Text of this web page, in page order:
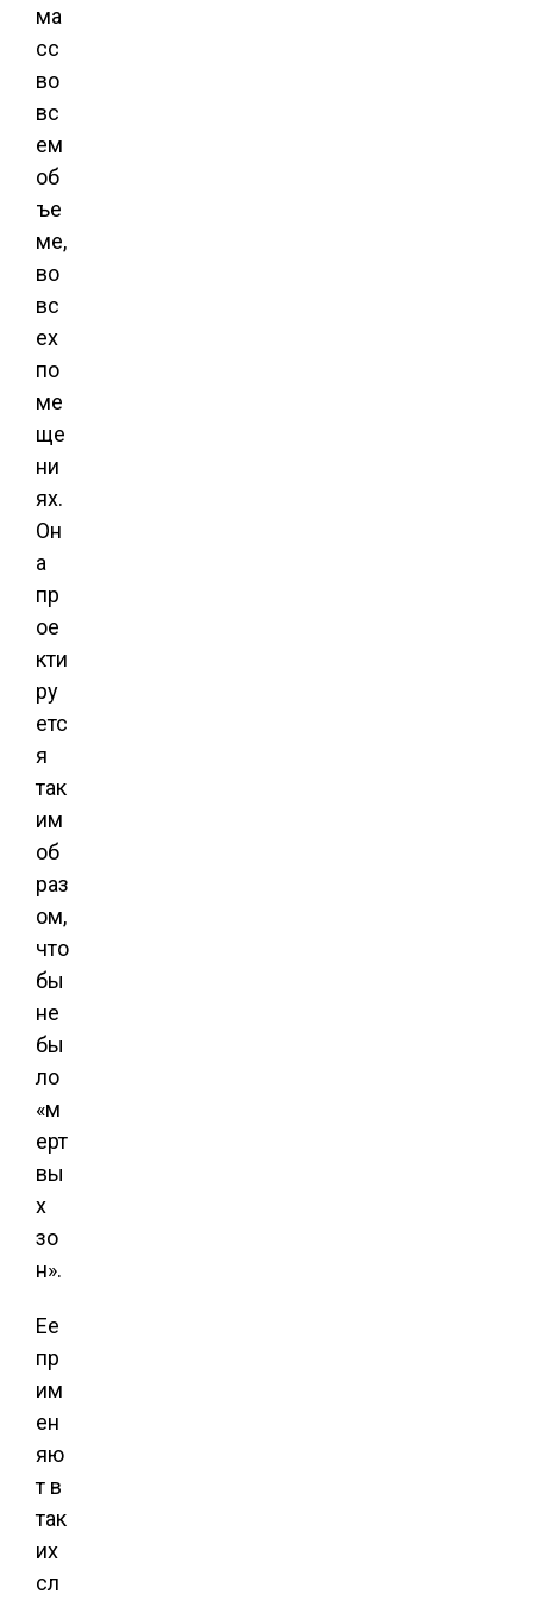
ма
сс
во
вс
ем
об
ъе
ме,
во
вс
ех
по
ме
ще
ни
ях.
Он
а
пр
ое
кти
ру
етс
я
так
им
об
раз
ом,
что
бы
не
бы
ло
«м
ерт
вы
х
зо
н».
Ее
пр
им
ен
яю
т в
так
их
сл